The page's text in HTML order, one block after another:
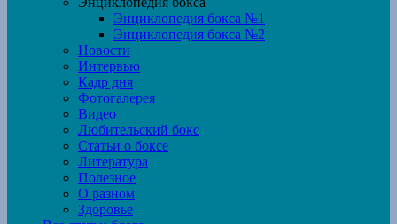
Энциклопедия бокса №1
Энциклопедия бокса №2
Новости
Интервью
Кадр дня
Фотогалерея
Видео
Любительский бокс
Статьи о боксе
Литература
Полезное
О разном
Здоровье